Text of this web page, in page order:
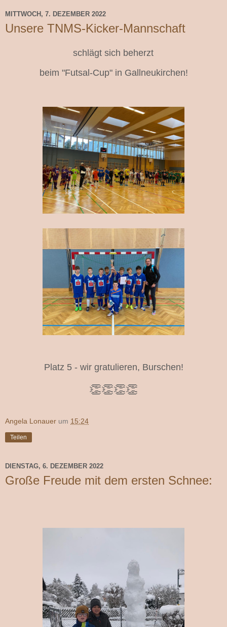
MITTWOCH, 7. DEZEMBER 2022
Unsere TNMS-Kicker-Mannschaft
schlägt sich beherzt
beim "Futsal-Cup" in Gallneukirchen!
Platz 5 - wir gratulieren, Burschen!
👏👏👏👏
Angela Lonauer um 15:24
Teilen
DIENSTAG, 6. DEZEMBER 2022
Große Freude mit dem ersten Schnee: